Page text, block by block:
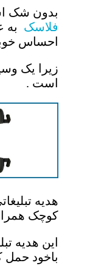
بدون شک
فلاسک به
احساس
زیرا یک
است .
هدیه
کوچک
این هدیه
باخود حمل